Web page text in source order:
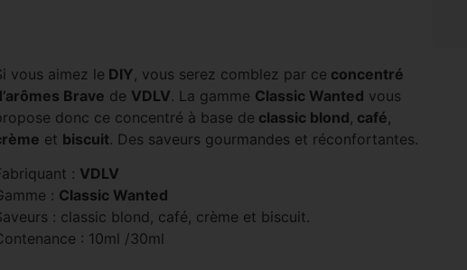
vous aimez le DIY, vous serez comblez par ce concentré
Brave de VDLV. La gamme Classic Wanted vous
donc ce concentré à base de classic blond, café,
et biscuit. Des saveurs gourmandes et réconfortantes.
: VDLV
: Classic Wanted
: classic blond, café, crème et biscuit.
: 10ml /30ml